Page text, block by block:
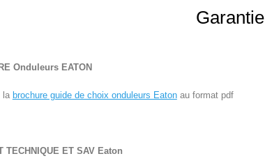
Garantie
Onduleurs EATON
la brochure guide de choix onduleurs Eatonau format pdf
TECHNIQUE ET SAV Eaton